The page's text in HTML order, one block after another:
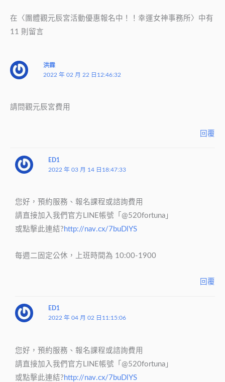
在〈團體觀元辰宮活動優惠報名中！！幸運女神事務所〉中有
11 則留言
洪霖
2022 年 02 月 22 日12:46:32
請問觀元辰宮費用
回覆
ED1
2022 年 03 月 14 日18:47:33
您好，預約服務、報名課程或諮詢費用
請直接加入我們官方LINE帳號「@520fortuna」
或點擊此連結? http://nav.cx/7buDlYS
每週二固定公休，上班時間為 10:00-1900
回覆
ED1
2022 年 04 月 02 日11:15:06
您好，預約服務、報名課程或諮詢費用
請直接加入我們官方LINE帳號「@520fortuna」
或點擊此連結? http://nav.cx/7buDlYS